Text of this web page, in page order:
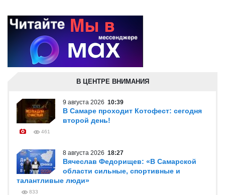
В ЦЕНТРЕ ВНИМАНИЯ
9 августа 2026 10:39
В Самаре проходит Котофест: сегодня
второй день!
461
8 августа 2026 18:27
Вячеслав Федорищев: «В Самарской
области сильные, спортивные и
талантливые люди»
833